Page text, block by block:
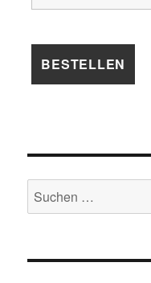
Suchen
nach: